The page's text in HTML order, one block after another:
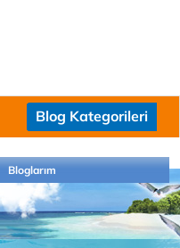
Blog Kategorileri
Bloglarım